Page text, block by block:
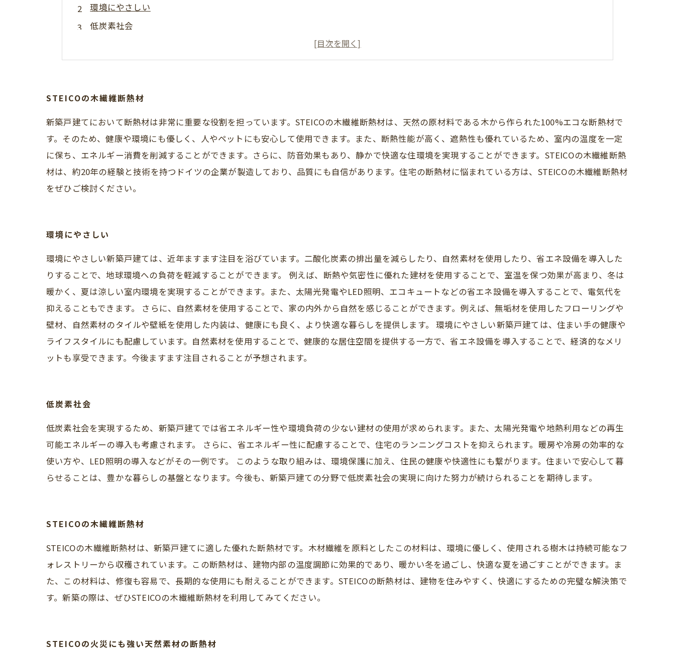
環境にやさしい
低炭素社会
STEICOの火災にも強い天然素材の断熱材
STEICOの木繊維断熱材
新築戸建てにおいて断熱材は非常に重要な役割を担っています。STEICOの木繊維断熱材は、天然の原材料である木から作られた100%エコな断熱材で
す。そのため、健康や環境にも優しく、人やペットにも安心して使用できます。また、断熱性能が高く、遮熱性も優れているため、室内の温度を一定
に保ち、エネルギー消費を削減することができます。さらに、防音効果もあり、静かで快適な住環境を実現することができます。STEICOの木繊維断熱
材は、約20年の経験と技術を持つドイツの企業が製造しており、品質にも自信があります。住宅の断熱材に悩まれている方は、STEICOの木繊維断熱材
をぜひご検討ください。
環境にやさしい
環境にやさしい新築戸建ては、近年ますます注目を浴びています。二酸化炭素の排出量を減らしたり、自然素材を使用したり、省エネ設備を導入した
りすることで、地球環境への負荷を軽減することができます。 例えば、断熱や気密性に優れた建材を使用することで、室温を保つ効果が高まり、冬は
暖かく、夏は涼しい室内環境を実現することができます。また、太陽光発電やLED照明、エコキュートなどの省エネ設備を導入することで、電気代を
抑えることもできます。 さらに、自然素材を使用することで、家の内外から自然を感じることができます。例えば、無垢材を使用したフローリングや
壁材、自然素材のタイルや壁紙を使用した内装は、健康にも良く、より快適な暮らしを提供します。 環境にやさしい新築戸建ては、住まい手の健康や
ライフスタイルにも配慮しています。自然素材を使用することで、健康的な居住空間を提供する一方で、省エネ設備を導入することで、経済的なメリ
ットも享受できます。今後ますます注目されることが予想されます。
低炭素社会
低炭素社会を実現するため、新築戸建てでは省エネルギー性や環境負荷の少ない建材の使用が求められます。また、太陽光発電や地熱利用などの再生
可能エネルギーの導入も考慮されます。 さらに、省エネルギー性に配慮することで、住宅のランニングコストを抑えられます。暖房や冷房の効率的な
使い方や、LED照明の導入などがその一例です。 このような取り組みは、環境保護に加え、住民の健康や快適性にも繋がります。住まいで安心して暮
らせることは、豊かな暮らしの基盤となります。今後も、新築戸建ての分野で低炭素社会の実現に向けた努力が続けられることを期待します。
STEICOの木繊維断熱材
STEICOの木繊維断熱材は、新築戸建てに適した優れた断熱材です。木材繊維を原料としたこの材料は、環境に優しく、使用される樹木は持続可能なフ
ォレストリーから収穫されています。この断熱材は、建物内部の温度調節に効果的であり、暖かい冬を過ごし、快適な夏を過ごすことができます。ま
た、この材料は、修復も容易で、長期的な使用にも耐えることができます。STEICOの断熱材は、建物を住みやすく、快適にするための完璧な解決策で
す。新築の際は、ぜひSTEICOの木繊維断熱材を利用してみてください。
STEICOの火災にも強い天然素材の断熱材